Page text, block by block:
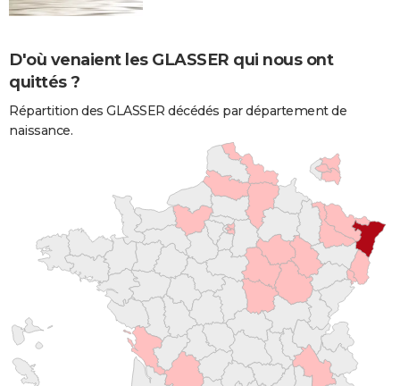
D'où venaient les GLASSER qui nous ont
quittés ?
Répartition des GLASSER décédés par département de
naissance.